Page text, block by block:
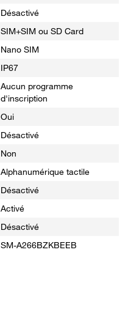
Désactivé
SIM+SIM ou SD Card
Nano SIM
IP67
Aucun programme
d'inscription
Oui
Désactivé
Non
Alphanumérique tactile
Désactivé
Activé
Désactivé
SM-A266BZKBEEB